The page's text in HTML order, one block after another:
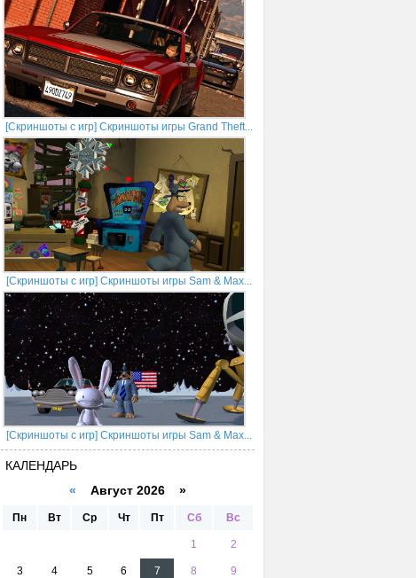
[Скриншоты с игр] Скриншоты игры Grand Theft...
[Скриншоты с игр] Скриншоты игры Sam & Max...
[Скриншоты с игр] Скриншоты игры Sam & Max...
КАЛЕНДАРЬ
« Август 2026 »
Пн Вт Ср Чт Пт Сб Вс
1 2
3 4 5 6 7 8 9